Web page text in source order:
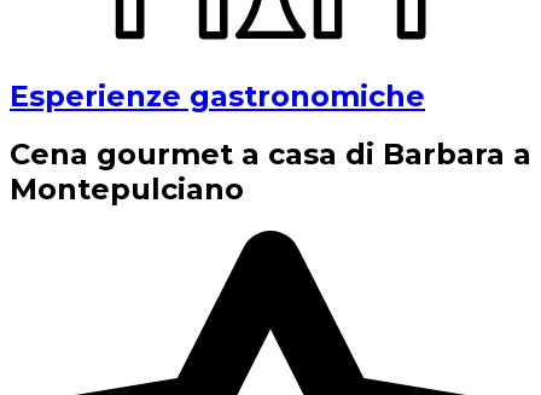
Esperienze gastronomiche
Cena gourmet a casa di Barbara a
Montepulciano